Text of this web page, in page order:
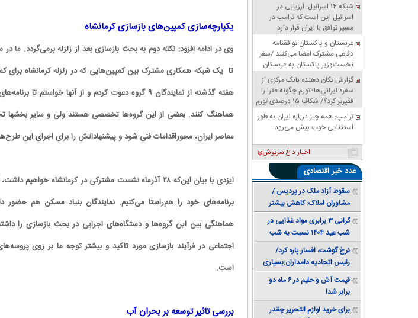
یکپارچه‌سازی کمپین‌های بازسازی کرمانشاه
وی در ادامه افزود: نکته دوم به بحث بازسازی بعد از زلزله برمی‌گردد. ما
تا یک شبکه همکاری مشترک بین کمپین‌هایی که در زلزله کرمانشاه برای
هفته گذشته از نمایندگان ۹ گروه دعوت کردم و از آنها
هماهنگ کنند. بعضی از این گروه‌ها تخصصی هستند ولی و سایر بخشها
معاصر ایران، محوراقدامات فنی شود و پیشنهاداتش را برای اجرای این طرح‌ها
ایزدی با بیان این‌که ۲۸ آذرماه نشست مشترکی در کرمانشاه
برنامه‌های خود را هم‌راستا می‌کنیم. نمایندگان بنیاد مسکن هم
هماهنگی بین این گروه‌ها و دستگاه‌های اجرایی در بحث بازسازی را
اجتماعی در فرآیند بازسازی مورد تاکید و بیشتر توجه ما بر روی
است.
بررسی تاثیر توسعه بر بحران آب
شبکه ۱۴ اسرائیل: ارزیابی در
اسرائیل این است که ترامپ در
مسیر توافق با ایران قرار دارد
عربستان و پاکستان توافقنامه
دفاعی مشترک امضا می‌کنند /سفر
نخست‌وزیر پاکستان به عربستان
گزارش تکان‌ دهنده بانک مرکزی از
سفره ایرانی‌ها؛ تورم چگونه فقرا را
فقیرتر کرد؟/ شکاف ۱۵ درصدی تورم
میان فقیر و غنی
ترامپ: همه چیز درباره ایران به طور
استثنایی خوب پیش می‌رود
اخبار داغ سرپوش
عددخبر اقتصادی
سقوط آزاد ملک در پردیس /
مشاوران املاک: کاهش بیشتر
قیمت همچنان محتمل است +
جدول قیمتگرانی ۳ برابری مواد غذایی در
شب عید ۱۴۰۴ نسبت به شب
عید ۱۴۰۳
نرخ گوشت، افسار پاره کرد/
رئیس اتحادیه دامداران:بسیاری
از خانوارها توان خرید مرغ هم
ندارند
قیمت آش و حلیم در ۶ ماه دو
برابر شد!
برای خرید لوازم التحریر چقدر